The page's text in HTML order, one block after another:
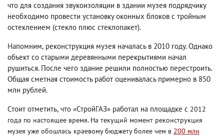
что для создания звукоизоляции в здании музея подрядчику
необходимо провести установку оконных блоков с тройным
остеклением (стекло плюс стеклопакет).
Напомним, реконструкция музея началась в 2010 году. Однако
объект со старыми деревянными перекрытиями начал
рушиться. После чего здание решили полностью перестроить.
Общая сметная стоимость работ оценивалась примерно в 850
млн рублей.
Стоит отметить, что «СтройГАЗ» работал на площадке с 2012
года по настоящее время. На текущий момент реконструкция
музея уже обошлась краевому бюджету более чем в 200 млн